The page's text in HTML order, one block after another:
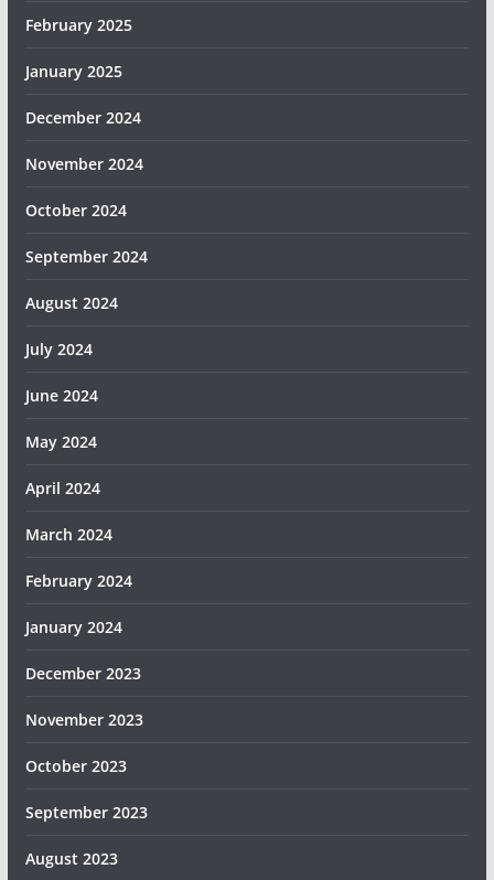
February 2025
January 2025
December 2024
November 2024
October 2024
September 2024
August 2024
July 2024
June 2024
May 2024
April 2024
March 2024
February 2024
January 2024
December 2023
November 2023
October 2023
September 2023
August 2023